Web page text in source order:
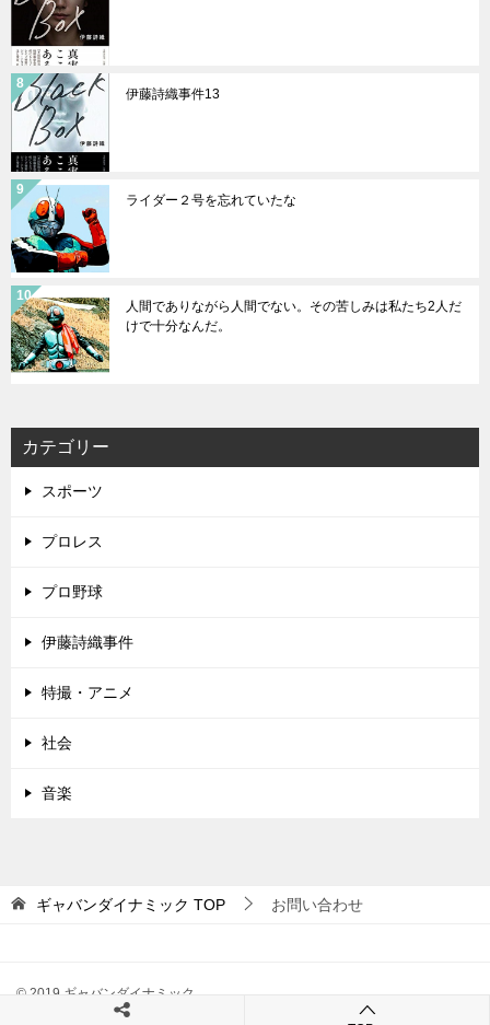
伊藤詩織事件13
ライダー２号を忘れていたな
人間でありながら人間でない。その苦しみは私たち2人だ
けで十分なんだ。
カテゴリー
スポーツ
プロレス
プロ野球
伊藤詩織事件
特撮・アニメ
社会
音楽
ギャバンダイナミック TOP お問い合わせ
© 2019 ギャバンダイナミック